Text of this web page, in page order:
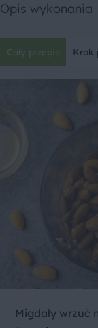
Opis wykonania
Cały przepis Krok
Migdały wrzuć